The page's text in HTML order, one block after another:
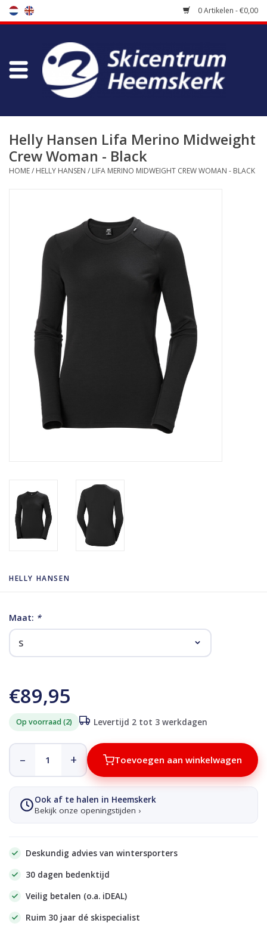
0 Artikelen - €0,00
Winkel
Bootfitting
Onderhoud
Koopgidsen
Skinext
Helly Hansen Lifa Merino Midweight
Crew Woman - Black
HOME/ HELLY HANSEN / LIFA MERINO MIDWEIGHT CREW WOMAN - BLACK
HELLY HANSEN
Maat: *
€89,95
Op voorraad (2) Levertijd 2 tot 3 werkdagen
– + Toevoegen aan winkelwagen
Ook af te halen in Heemskerk
Bekijk onze openingstijden ›
Deskundig advies van wintersporters
30 dagen bedenktijd
Veilig betalen (o.a. iDEAL)
Ruim 30 jaar dé skispecialist